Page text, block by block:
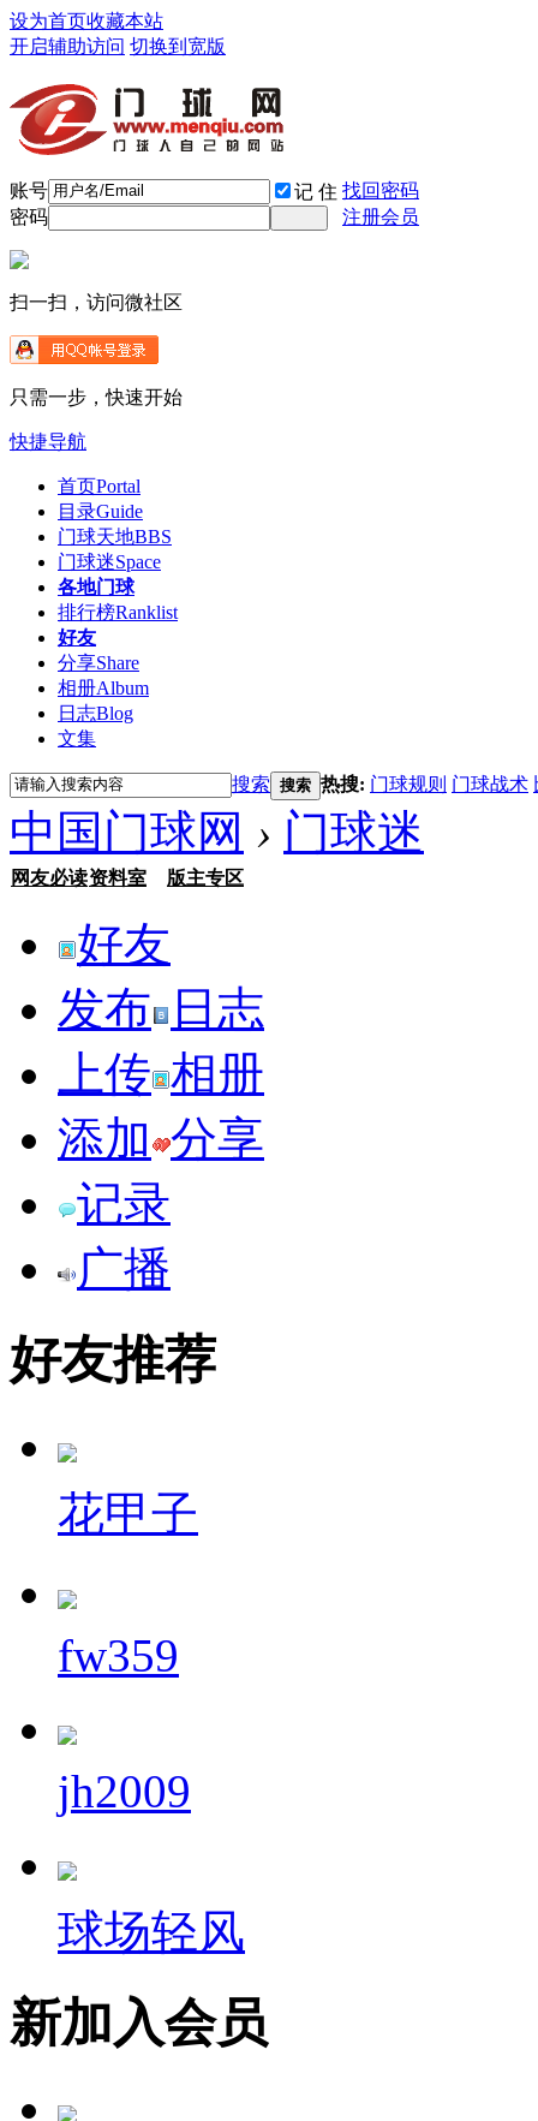
设为首页收藏本站
开启辅助访问 切换到宽版
账号 记 住 找回密码
密码
注册会员
扫一扫，访问微社区
只需一步，快速开始
快捷导航
首页Portal
目录Guide
门球天地BBS
门球迷Space
各地门球
排行榜Ranklist
好友
分享Share
相册Album
日志Blog
文集
搜索 搜索 热搜: 门球规则 门球战术
中国门球网 › 门球迷
网友必读资料室 版主专区
好友
发布
日志
上传 相册
添加 分享
记录
广播
好友推荐
花甲子
fw359
jh2009
球场轻风
新加入会员